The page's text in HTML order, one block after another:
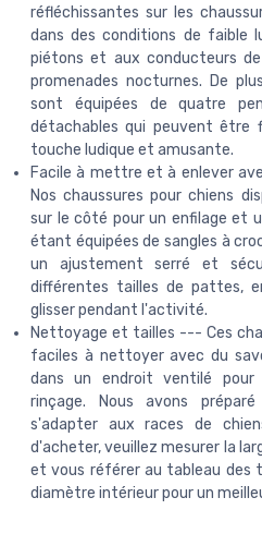
réfléchissantes sur les
dans des conditions de faible
piétons et aux conducteurs
promenades nocturnes. De
sont équipées de quatre
détachables qui peuvent être
touche ludique et amusante.
Facile à mettre et à enlever
Nos chaussures pour chiens
sur le côté pour un enfilage et
étant équipées de sangles à
un ajustement serré et
différentes tailles de pattes,
glisser pendant l'activité.
Nettoyage et tailles --- Ces
faciles à nettoyer avec du
dans un endroit ventilé pour
rinçage. Nous avons
s'adapter aux races de
d'acheter, veuillez mesurer la
et vous référer au tableau des
diamètre intérieur pour un